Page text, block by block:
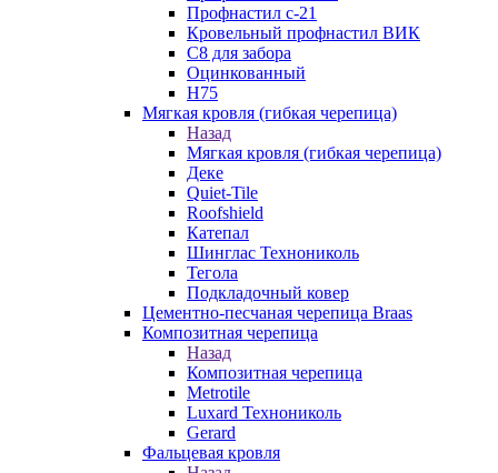
Профнастил с-21
Кровельный профнастил ВИК
С8 для забора
Оцинкованный
Н75
Мягкая кровля (гибкая черепица)
Назад
Мягкая кровля (гибкая черепица)
Деке
Quiet-Tile
Roofshield
Катепал
Шинглас Технониколь
Тегола
Подкладочный ковер
Цементно-песчаная черепица Braas
Композитная черепица
Назад
Композитная черепица
Metrotile
Luxard Технониколь
Gerard
Фальцевая кровля